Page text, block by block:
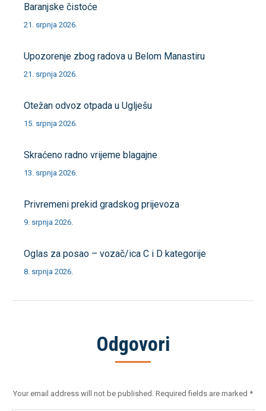
Baranjske čistoće
21. srpnja 2026.
Upozorenje zbog radova u Belom Manastiru
21. srpnja 2026.
Otežan odvoz otpada u Uglješu
15. srpnja 2026.
Skraćeno radno vrijeme blagajne
13. srpnja 2026.
Privremeni prekid gradskog prijevoza
9. srpnja 2026.
Oglas za posao – vozač/ica C i D kategorije
8. srpnja 2026.
Odgovori
Your email address will not be published. Required fields are marked *